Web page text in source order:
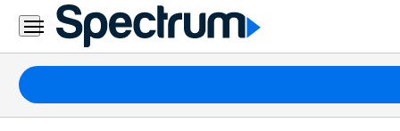
Residencial
Business
Paquetes
Internet